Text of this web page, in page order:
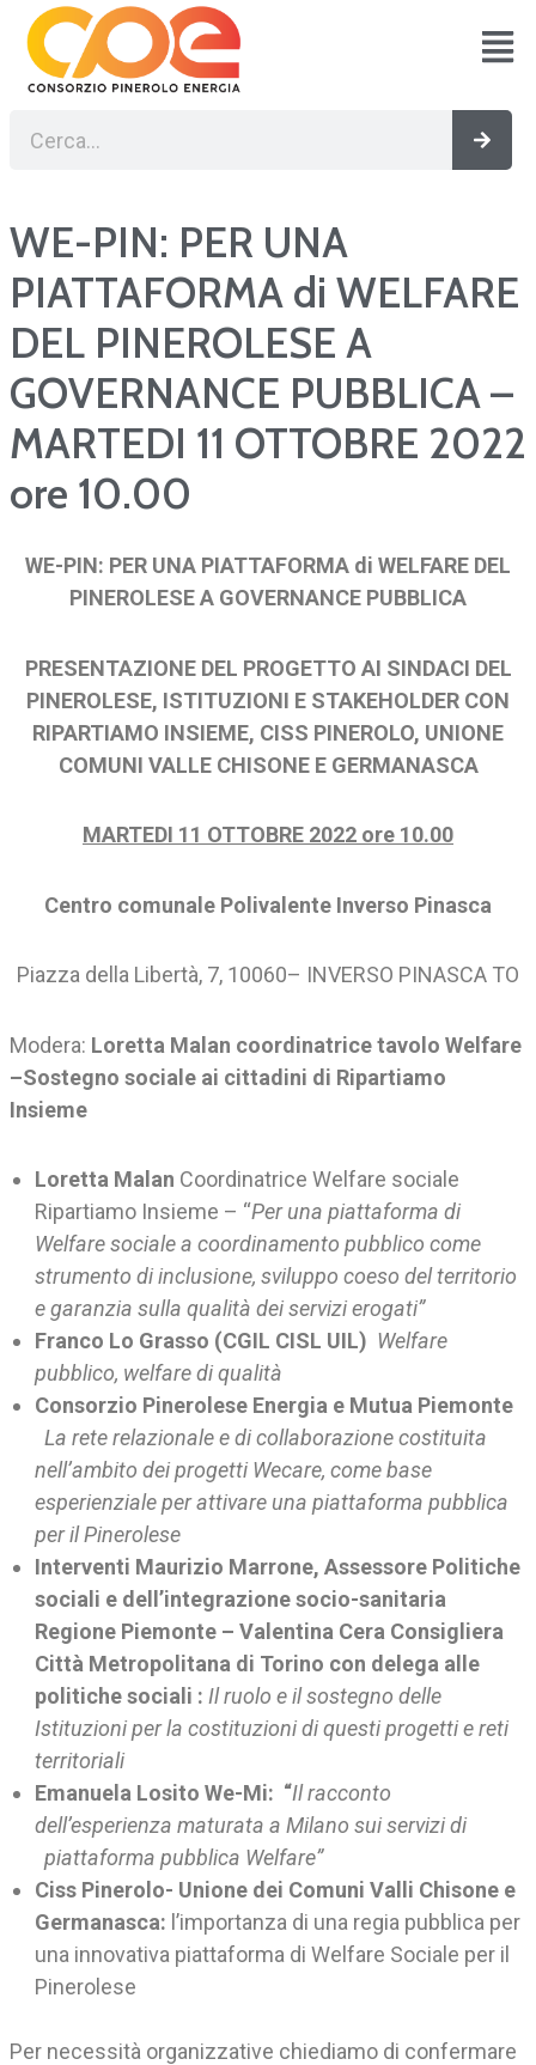
contenuto
WE-PIN: PER UNA
PIATTAFORMA di WELFARE
DEL PINEROLESE A
GOVERNANCE PUBBLICA –
MARTEDI 11 OTTOBRE 2022
ore 10.00
WE-PIN: PER UNA PIATTAFORMA di WELFARE DEL
PINEROLESE A GOVERNANCE PUBBLICA
PRESENTAZIONE DEL PROGETTO AI SINDACI DEL
PINEROLESE, ISTITUZIONI E STAKEHOLDER CON
RIPARTIAMO INSIEME, CISS PINEROLO, UNIONE
COMUNI VALLE CHISONE E GERMANASCA
MARTEDI 11 OTTOBRE 2022 ore 10.00
Centro comunale Polivalente Inverso Pinasca
Piazza della Libertà, 7, 10060– INVERSO PINASCA TO
Modera: Loretta Malan coordinatrice tavolo Welfare
–Sostegno sociale ai cittadini di Ripartiamo
Insieme
Loretta Malan Coordinatrice Welfare sociale
Ripartiamo Insieme – “Per una piattaforma di
Welfare sociale a coordinamento pubblico come
strumento di inclusione, sviluppo coeso del territorio
e garanzia sulla qualità dei servizi erogati”
Franco Lo Grasso (CGIL CISL UIL) Welfare
pubblico, welfare di qualità
Consorzio Pinerolese Energia e Mutua Piemonte
La rete relazionale e di collaborazione costituita
nell’ambito dei progetti Wecare, come base
esperienziale per attivare una piattaforma pubblica
per il Pinerolese
Interventi Maurizio Marrone, Assessore Politiche
sociali e dell’integrazione socio-sanitaria
Regione Piemonte – Valentina Cera Consigliera
Città Metropolitana di Torino con delega alle
politiche sociali : Il ruolo e il sostegno delle
Istituzioni per la costituzioni di questi progetti e reti
territoriali
Emanuela Losito We-Mi: “Il racconto
dell’esperienza maturata a Milano sui servizi di
piattaforma pubblica Welfare”
Ciss Pinerolo- Unione dei Comuni Valli Chisone e
Germanasca: l’importanza di una regia pubblica per
una innovativa piattaforma di Welfare Sociale per il
Pinerolese
Per necessità organizzative chiediamo di confermare